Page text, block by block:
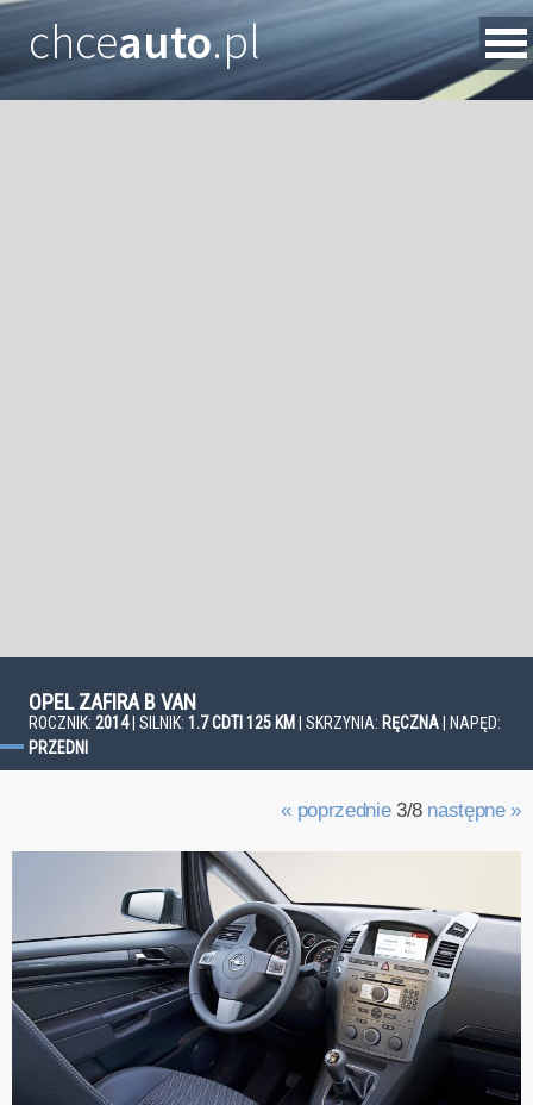
chceauto.pl
OPEL ZAFIRA B VAN
ROCZNIK: 2014| SILNIK: 1.7 CDTI 125 KM | SKRZYNIA: RĘCZNA | NAPĘD:
PRZEDNI
« poprzednie3/8 następne »